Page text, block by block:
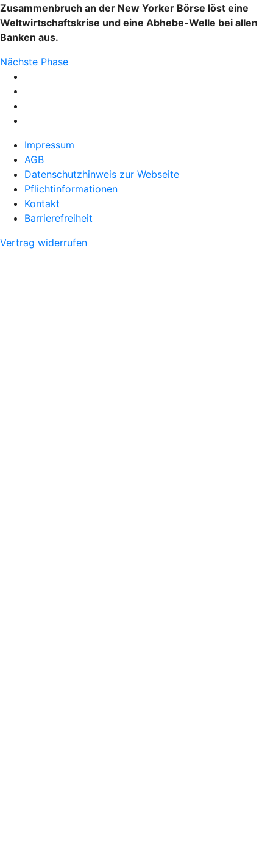
Zusammenbruch an der New Yorker Börse löst eine
Weltwirtschaftskrise und eine Abhebe-Welle bei allen
Banken aus.
Nächste Phase
Impressum
AGB
Datenschutzhinweis zur Webseite
Pflichtinformationen
Kontakt
Barrierefreiheit
Vertrag widerrufen